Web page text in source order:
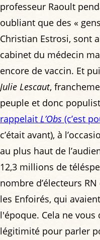
professeur Raoult
oubliant que des «
Christian Estrosi, sont
cabinet du médecin
encore de vaccin. Et
Julie Lescaut,
peuple et donc
rappelait L’Obs (c’est
c’était avant), à
au plus haut de
12,3 millions de
nombre d’électeurs
les Enfoirés, qui
l'époque. Cela ne
légitimité pour parler